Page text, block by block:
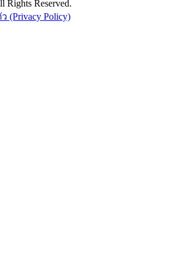
Rights Reserved.
(Privacy Policy)